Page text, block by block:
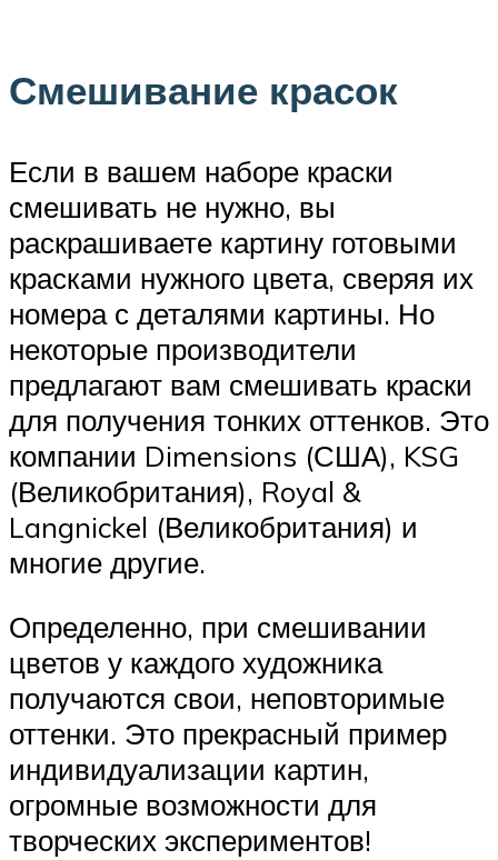
Смешивание красок
Если в вашем наборе краски
смешивать не нужно, вы
раскрашиваете картину готовыми
красками нужного цвета, сверяя их
номера с деталями картины. Но
некоторые производители
предлагают вам смешивать краски
для получения тонких оттенков. Это
компании Dimensions (США), KSG
(Великобритания), Royal &
Langnickel (Великобритания) и
многие другие.
Определенно, при смешивании
цветов у каждого художника
получаются свои, неповторимые
оттенки. Это прекрасный пример
индивидуализации картин,
огромные возможности для
творческих экспериментов!